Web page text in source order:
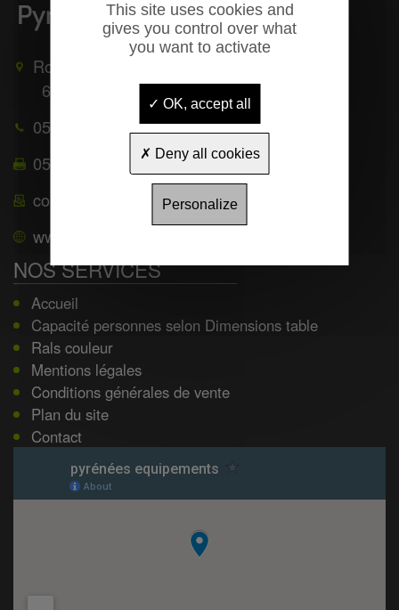
Route de Mauléon
65370
05 62 39 25 51
05 62 39 22 55
contact@pyrenees-equipements.com
www.pyrenees-equipements.com
NOS SERVICES
Accueil
Capacité personnes selon Dimensions table
Rals couleur
Mentions légales
Conditions générales de vente
Plan du site
Contact
This site uses cookies and
gives you control over what
you want to activate
OK, accept all
Deny all cookies
Personalize